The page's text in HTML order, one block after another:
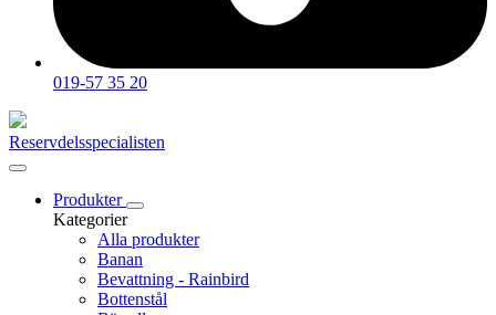
019-57 35 20
Reservdelsspecialisten
Produkter
Kategorier
Alla produkter
Banan
Bevattning - Rainbird
Bottenstål